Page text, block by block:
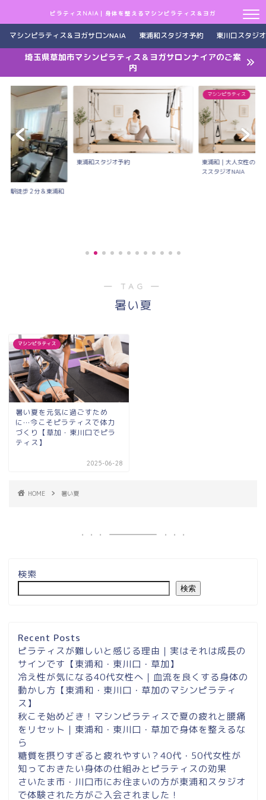
ピラティスNAIA｜身体を整えるマシンピラティス＆ヨガ
マシンピラティス＆ヨガサロンNAIA 東浦和スタジオ予約 東川口スタジ
埼玉県草加市マシンピラティス＆ヨガサロンナイアのご案
内
口駅徒歩２分＆東浦和
東浦和スタジオ予約
マシンピラティス
東浦和｜大人女性のた
ススタジオNAIA
― TAG ―
暑い夏
マシンピラティス
暑い夏を元気に過ごすため
に…今こそピラティスで体力
づくり【草加・東川口でピラ
ティス】
2025-06-28
HOME 暑い夏
検索
検索
Recent Posts
ピラティスが難しいと感じる理由｜実はそれは成長の
サインです【東浦和・東川口・草加】
冷え性が気になる40代女性へ｜血流を良くする身体の
動かし方【東浦和・東川口・草加のマシンピラティ
ス】
秋こそ始めどき！マシンピラティスで夏の疲れと腰痛
をリセット｜東浦和・東川口・草加で身体を整えるな
ら
糖質を摂りすぎると疲れやすい？40代・50代女性が
知っておきたい身体の仕組みとピラティスの効果
さいたま市・川口市にお住まいの方が東浦和スタジオ
で体験された方がご入会されました！
内
東浦和スタジオ予約
東浦和｜大人女性のための
マシンピラティススタジオ
Instagram